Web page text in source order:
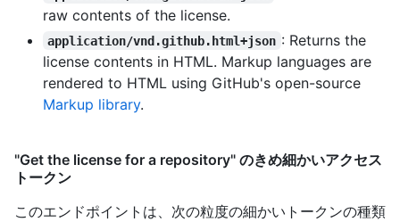
raw contents of the license.
application/vnd.github.html+json : Returns the
license contents in HTML. Markup languages are
rendered to HTML using GitHub's open-source
Markup library.
"Get the license for a repository" のきめ細かいアクセス
トークン
このエンドポイントは、次の粒度の細かいトークンの種類